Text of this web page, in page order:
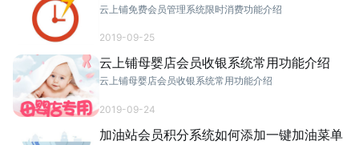
云上铺免费会员管理系统限时消费功能介绍
2019-09-25
云上铺母婴店会员收银系统常用功能介绍
云上铺母婴店会员收银系统常用功能介绍
2019-09-24
加油站会员积分系统如何添加一键加油菜单